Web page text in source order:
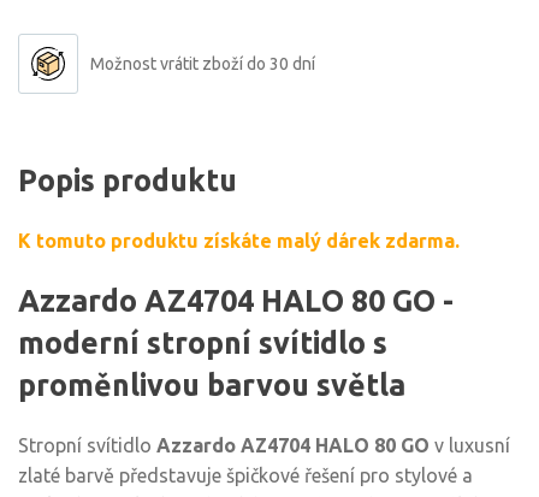
Možnost vrátit zboží do 30 dní
Popis produktu
K tomuto produktu získáte malý dárek zdarma.
Azzardo AZ4704 HALO 80 GO -
moderní stropní svítidlo s
proměnlivou barvou světla
Stropní svítidlo Azzardo AZ4704 HALO 80 GO v luxusní
zlaté barvě představuje špičkové řešení pro stylové a